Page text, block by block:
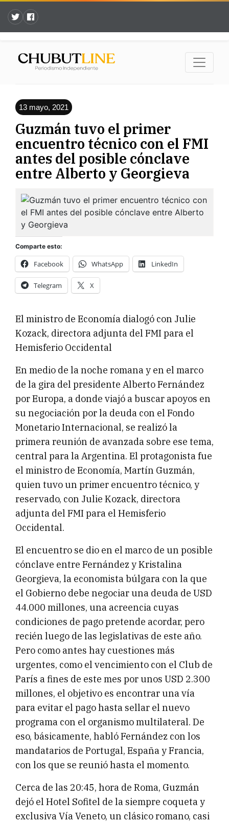
13 mayo, 2021
Guzmán tuvo el primer
encuentro técnico con el FMI
antes del posible cónclave
entre Alberto y Georgieva
Comparte esto:
Facebook WhatsApp LinkedIn
Telegram X
El ministro de Economía dialogó con Julie
Kozack, directora adjunta del FMI para el
Hemisferio Occidental
En medio de la noche romana y en el marco
de la gira del presidente Alberto Fernández
por Europa, a donde viajó a buscar apoyos en
su negociación por la deuda con el Fondo
Monetario Internacional, se realizó la
primera reunión de avanzada sobre ese tema,
central para la Argentina. El protagonista fue
el ministro de Economía, Martín Guzmán,
quien tuvo un primer encuentro técnico, y
reservado, con Julie Kozack, directora
adjunta del FMI para el Hemisferio
Occidental.
El encuentro se dio en el marco de un posible
cónclave entre Fernández y Kristalina
Georgieva, la economista búlgara con la que
el Gobierno debe negociar una deuda de USD
44.000 millones, una acreencia cuyas
condiciones de pago pretende acordar, pero
recién luego de las legislativas de este año.
Pero como antes hay cuestiones más
urgentes, como el vencimiento con el Club de
París a fines de este mes por unos USD 2.300
millones, el objetivo es encontrar una vía
para evitar el pago hasta sellar el nuevo
programa con el organismo multilateral. De
eso, básicamente, habló Fernández con los
mandatarios de Portugal, España y Francia,
con los que se reunió hasta el momento.
Cerca de las 20:45, hora de Roma, Guzmán
dejó el Hotel Sofitel de la siempre coqueta y
exclusiva Vía Veneto, un clásico romano, casi